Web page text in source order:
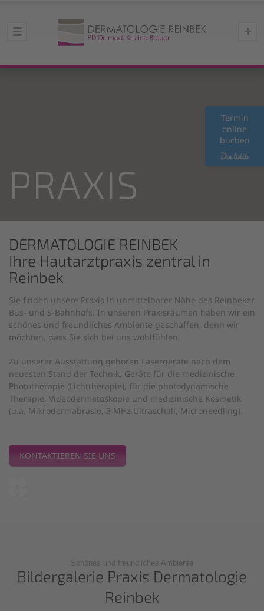
Termin
online
buchen
PRAXIS
DERMATOLOGIE REINBEK
Ihre Hautarztpraxis zentral in
Reinbek
Sie finden unsere Praxis in unmittelbarer Nähe des Reinbeker
Bus- und S-Bahnhofs. In unseren Praxisräumen haben wir ein
schönes und freundliches Ambiente geschaffen, denn wir
möchten, dass Sie sich bei uns wohlfühlen.
Zu unserer Ausstattung gehören Lasergeräte nach dem
neuesten Stand der Technik, Geräte für die medizinische
Phototherapie (Lichttherapie), für die photodynamische
Therapie, Videodermatoskopie und medizinische Kosmetik
(u.a. Mikrodermabrasio, 3 MHz Ultraschall, Microneedling).
KONTAKTIEREN SIE UNS
Schönes und freundliches Ambiente
Bildergalerie Praxis Dermatologie
Reinbek